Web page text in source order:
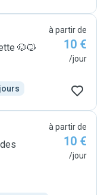
survenus
avec
de
🐶🐱
à partir de
10 €
/jour
à partir de
10 €
/jour